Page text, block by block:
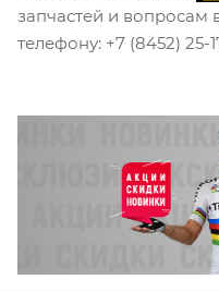
запчастей и вопросам
телефону: +7 (8452) 25-